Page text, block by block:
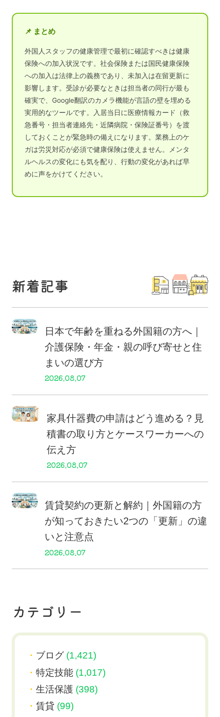
📌 まとめ
外国人スタッフの健康管理で最初に確認すべきは健康
保険への加入状況です。社会保険または国民健康保険
への加入は法律上の義務であり、未加入は在留更新に
影響します。受診が必要なときは担当者の同行が最も
確実で、Google翻訳のカメラ機能が言語の壁を埋める
実用的なツールです。入居当日に医療情報カード（救
急番号・担当者連絡先・近隣病院・保険証番号）を渡
しておくことが緊急時の備えになります。業務上のケ
ガは労災対応が必須で健康保険は使えません。メンタ
ルヘルスの変化にも気を配り、行動の変化があれば早
めに声をかけてください。
新着記事
日本で年齢を重ねる外国籍の方へ｜
介護保険・年金・親の呼び寄せと住
まいの選び方
2026.08.07
家具什器費の申請はどう進める？見
積書の取り方とケースワーカーへの
伝え方
2026.08.07
賃貸契約の更新と解約｜外国籍の方
が知っておきたい2つの「更新」の違
いと注意点
2026.08.07
カテゴリー
ブログ(1,421)
特定技能(1,017)
生活保護 (398)
賃貸 (99)